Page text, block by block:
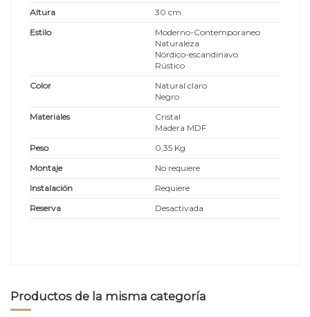
Altura
30 cm
Estilo
Moderno-Contemporaneo
Naturaleza
Nórdico-escandinavo
Rústico
Color
Natural claro
Negro
Materiales
Cristal
Madera MDF
Peso
0,35 Kg
Montaje
No requiere
Instalación
Requiere
Reserva
Desactivada
Productos de la misma categoría